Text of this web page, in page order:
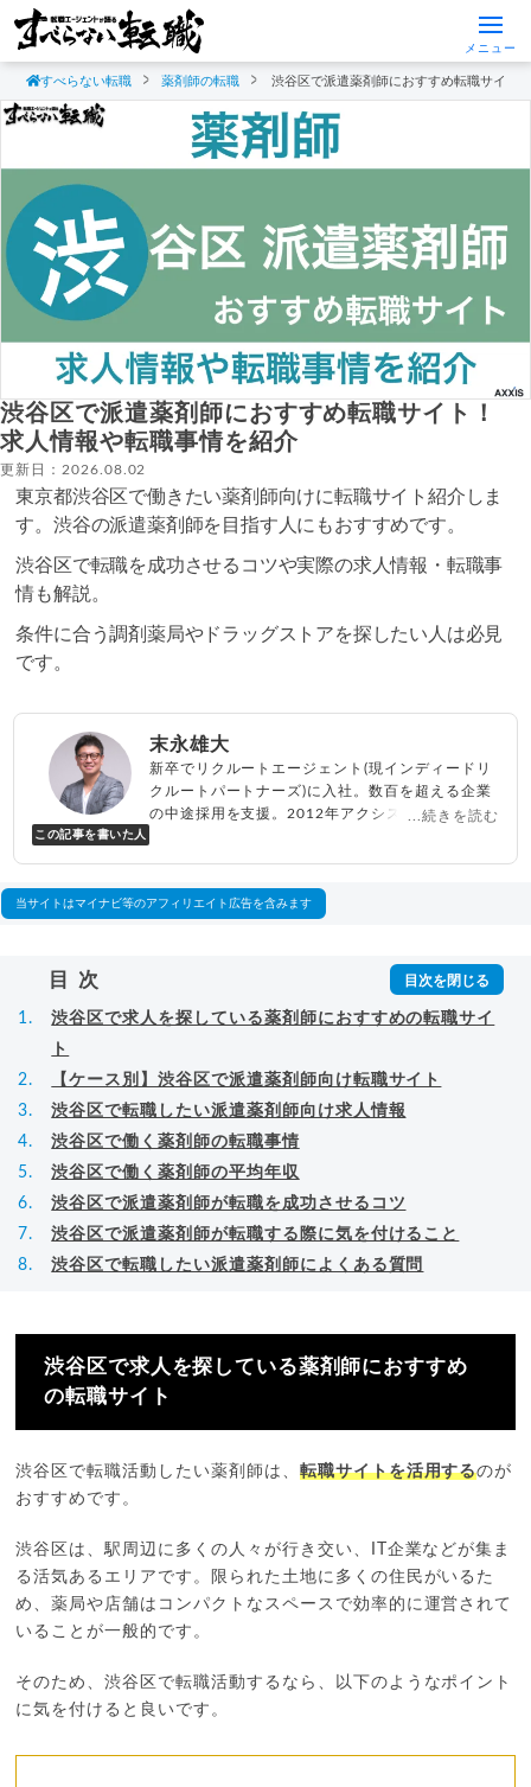
メニュー
すべらない転職 薬剤師の転職 渋谷区で派遣薬剤師におすすめ転職サイト
渋谷区で派遣薬剤師におすすめ転職サイト！
求人情報や転職事情を紹介
更新日：2026.08.02
東京都渋谷区で働きたい薬剤師向けに転職サイト紹介しま
す。渋谷の派遣薬剤師を目指す人にもおすすめです。
渋谷区で転職を成功させるコツや実際の求人情報・転職事
情も解説。
条件に合う調剤薬局やドラッグストアを探したい人は必見
です。
この記事を書いた人
末永雄大
新卒でリクルートエージェント(現インディードリ
クルートパートナーズ)に入社。数百を超える企業
の中途採用を支援。2012年アクシス(株)設立、代
べらない転職エージェント
...続きを読む
当サイトはマイナビ等のアフィリエイト広告を含みます
目次
渋谷区で求人を探している薬剤師におすすめの転職サイ
ト
【ケース別】渋谷区で派遣薬剤師向け転職サイト
渋谷区で転職したい派遣薬剤師向け求人情報
渋谷区で働く薬剤師の転職事情
渋谷区で働く薬剤師の平均年収
渋谷区で派遣薬剤師が転職を成功させるコツ
渋谷区で派遣薬剤師が転職する際に気を付けること
渋谷区で転職したい派遣薬剤師によくある質問
渋谷区で求人を探している薬剤師におすすめ
の転職サイト
渋谷区で転職活動したい薬剤師は、 転職サイトを活用するのが
おすすめです。
渋谷区は、駅周辺に多くの人々が行き交い、IT企業などが集ま
る活気あるエリアです。限られた土地に多くの住民がいるた
め、薬局や店舗はコンパクトなスペースで効率的に運営されて
いることが一般的です。
そのため、渋谷区で転職活動するなら、以下のようなポイント
に気を付けると良いです。